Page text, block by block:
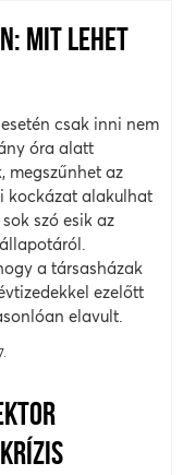
MIT LEHET
csak inni nem
óra alatt
megszűnhet az
kockázat alakulhat
szó esik az
a társasházak
ezelőtt
elavult.